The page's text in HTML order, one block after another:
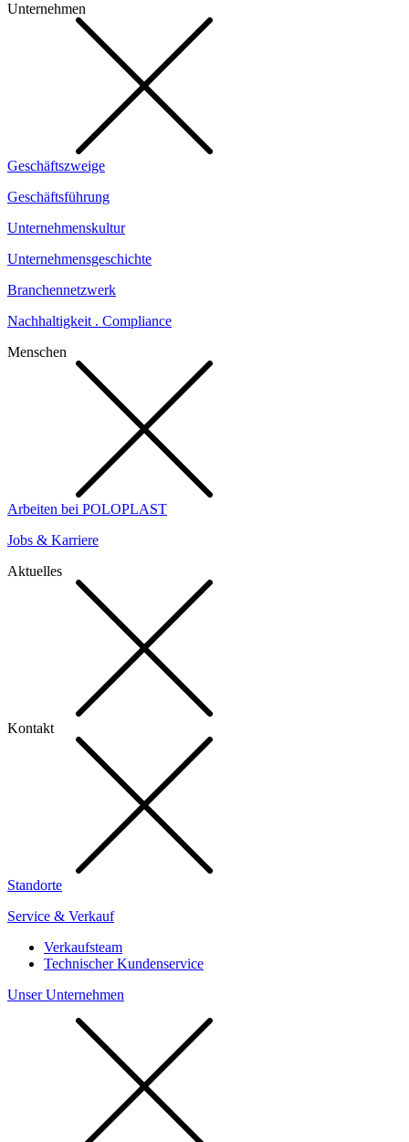
Unternehmen
Geschäftszweige
Geschäftsführung
Unternehmenskultur
Unternehmensgeschichte
Branchennetzwerk
Nachhaltigkeit . Compliance
Menschen
Arbeiten bei POLOPLAST
Jobs & Karriere
Aktuelles
Kontakt
Standorte
Service & Verkauf
Verkaufsteam
Technischer Kundenservice
Unser Unternehmen